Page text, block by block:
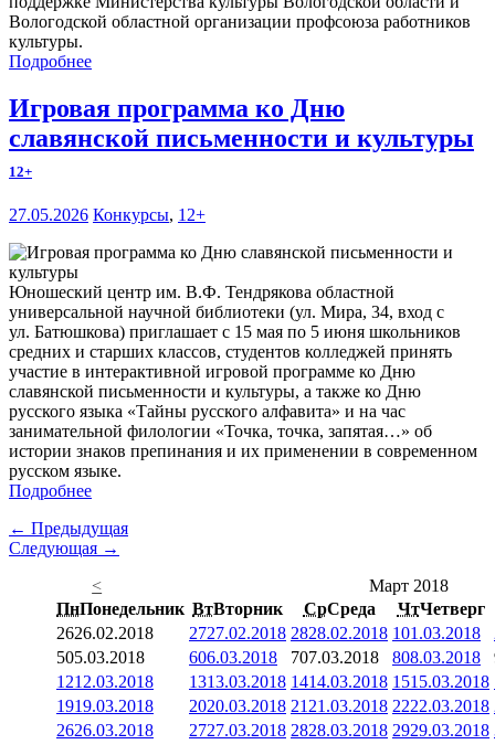
Вологодской областной организации профсоюза работников
культуры.
Подробнее
Игровая программа ко Дню
славянской письменности и культуры
12+
27.05.2026 Конкурсы, 12+
Юношеский центр им. В.Ф. Тендрякова областной
универсальной научной библиотеки (ул. Мира, 34, вход с
ул. Батюшкова) приглашает с 15 мая по 5 июня школьников
средних и старших классов, студентов колледжей принять
участие в интерактивной игровой программе ко Дню
славянской письменности и культуры, а также ко Дню
русского языка «Тайны русского алфавита» и на час
занимательной филологии «Точка, точка, запятая…» об
истории знаков препинания и их применении в современном
русском языке.
Подробнее
← Предыдущая
Следующая →
<
Март 2018
ПнПонедельник ВтВторник СрСреда ЧтЧетверг
2626.02.2018 2727.02.2018 2828.02.2018 101.03.2018
505.03.2018 606.03.2018 707.03.2018 808.03.2018
1212.03.2018 1313.03.2018 1414.03.2018 1515.03.2018
1919.03.2018 2020.03.2018 21 21.03.2018 2222.03.2018
2626.03.2018 2727.03.2018 2828.03.2018 2929.03.2018